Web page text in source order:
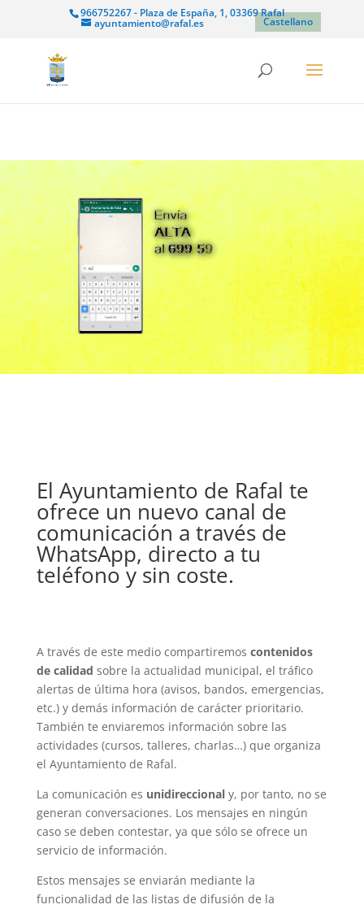
966752267 - Plaza de España, 1, 03369 Rafal
ayuntamiento@rafal.es Castellano
Reproductor
de
vídeo
El Ayuntamiento de Rafal te
ofrece un nuevo canal de
comunicación a través de
WhatsApp, directo a tu
teléfono y sin coste.
A través de este medio compartiremos contenidos
de calidad sobre la actualidad municipal, el tráfico
alertas de última hora (avisos, bandos, emergencias,
etc.) y demás información de carácter prioritario.
También te enviaremos información sobre las
actividades (cursos, talleres, charlas…) que organiza
el Ayuntamiento de Rafal.
La comunicación es unidireccionaly, por tanto, no se
generan conversaciones. Los mensajes en ningún
caso se deben contestar, ya que sólo se ofrece un
servicio de información.
Estos mensajes se enviarán mediante la
funcionalidad de las listas de difusión de la